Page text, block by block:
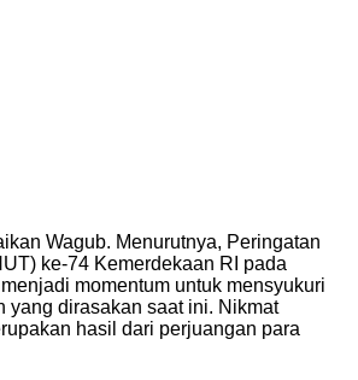
Wagub. Menurutnya, Peringatan
ke-74 Kemerdekaan RI pada
momentum untuk mensyukuri
yang dirasakan saat ini. Nikmat
hasil dari perjuangan para